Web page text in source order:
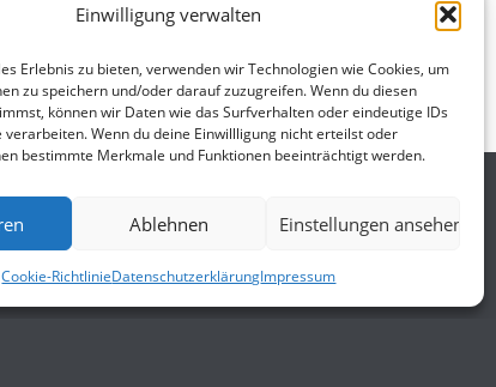
Einwilligung verwalten
Erlebnis zu bieten, verwenden wir Technologien wie Cookies, um
zu speichern und/oder darauf zuzugreifen. Wenn du diesen
können wir Daten wie das Surfverhalten oder eindeutige IDs
verarbeiten. Wenn du deine Einwillligung nicht erteilst oder
bestimmte Merkmale und Funktionen beeinträchtigt werden.
Ablehnen Einstellungen ansehen
Cookie-RichtlinieDatenschutzerklärungImpressum
und Strombegrenzung über
Allgemein
Impressum